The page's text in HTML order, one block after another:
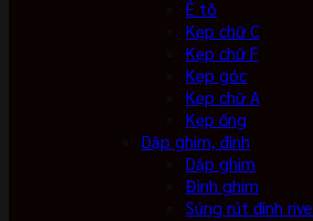
Ê tô
Kẹp chữ C
Kẹp chữ F
Kẹp góc
Kẹp chữ A
Kẹp ống
Dập ghim, đinh
Dập ghim
Đinh ghim
Súng rút đinh rive